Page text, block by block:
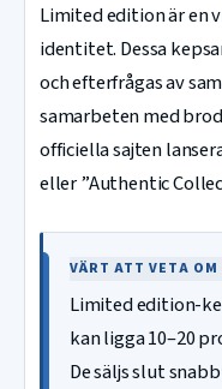
Limited edition är en
identitet. Dessa
och efterfrågas av
samarbeten med
officiella sajten
eller ”Authentic
VÄRT ATT VETA
Limited edition-
kan ligga 10–20
De säljs slut